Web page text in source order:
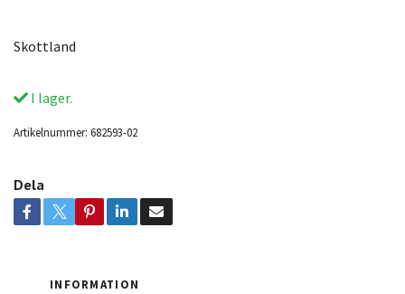
Skottland
I lager.
Artikelnummer: 682593-02
Dela
INFORMATION